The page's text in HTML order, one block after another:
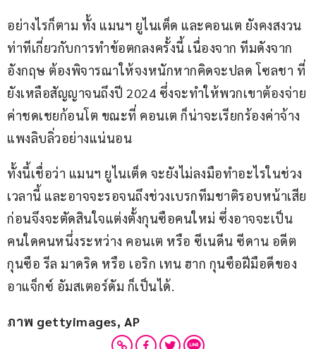
อย่างไรก็ตาม ทั้ง แมนฯ ยูไนเต็ด และคอนเต ยังคงสงวน
ท่าทีเกี่ยวกับการทำข้อตกลงครั้งนี้ เนื่องจาก ทีมดังจาก
อังกฤษ ต้องพิจารณาให้จงหนักหากคิดจะปลด โซลชา ที่
ยังเหลือสัญญาจนถึงปี 2024 ซึ่งจะทำให้พวกเขาต้องจ่าย
ค่าชดเชยก้อนโต ขณะที่ คอนเต ก็น่าจะเรียกร้องค่าจ้าง
แพงลิบลิ่วอย่างแน่นอน
ทั้งนี้เชื่อว่า แมนฯ ยูไนเต็ด จะยังไม่ลงมือทำอะไรในช่วง
เวลานี้ และอาจจะรอจนถึงช่วงเบรกทีมชาติรอบหน้าเสีย
ก่อนจึงจะตัดสินใจแต่งตั้งกุนซือคนใหม่ ซึ่งอาจจะเป็น
คนใดคนหนึ่งระหว่าง คอนเต หรือ ซีเนดีน ซีดาน อดีต
กุนซือ รีล มาดริด หรือ เอริก เทน ฮาก กุนซือฝีมือดีของ
อาแจ็กซ์ อัมสเตอร์ดัม ก็เป็นได้.
ภาพ gettyimages, AP